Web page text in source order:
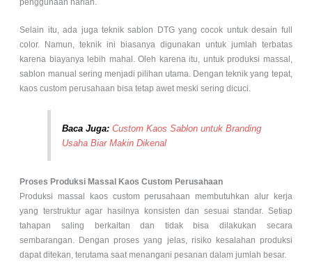
penggunaan harian.
Selain itu, ada juga teknik sablon DTG yang cocok untuk desain full
color. Namun, teknik ini biasanya digunakan untuk jumlah terbatas
karena biayanya lebih mahal. Oleh karena itu, untuk produksi massal,
sablon manual sering menjadi pilihan utama. Dengan teknik yang tepat,
kaos custom perusahaan bisa tetap awet meski sering dicuci.
Baca Juga: Custom Kaos Sablon untuk Branding
Usaha Biar Makin Dikenal
Proses Produksi Massal Kaos Custom Perusahaan
Produksi massal kaos custom perusahaan membutuhkan alur kerja
yang terstruktur agar hasilnya konsisten dan sesuai standar. Setiap
tahapan saling berkaitan dan tidak bisa dilakukan secara
sembarangan. Dengan proses yang jelas, risiko kesalahan produksi
dapat ditekan, terutama saat menangani pesanan dalam jumlah besar.